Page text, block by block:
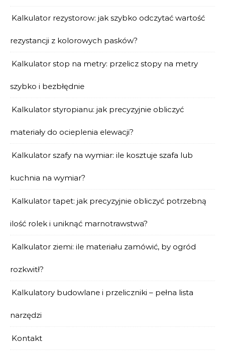
Kalkulator rezystorow: jak szybko odczytać wartość
rezystancji z kolorowych pasków?
Kalkulator stop na metry: przelicz stopy na metry
szybko i bezbłędnie
Kalkulator styropianu: jak precyzyjnie obliczyć
materiały do ocieplenia elewacji?
Kalkulator szafy na wymiar: ile kosztuje szafa lub
kuchnia na wymiar?
Kalkulator tapet: jak precyzyjnie obliczyć potrzebną
ilość rolek i uniknąć marnotrawstwa?
Kalkulator ziemi: ile materiału zamówić, by ogród
rozkwitł?
Kalkulatory budowlane i przeliczniki – pełna lista
narzędzi
Kontakt